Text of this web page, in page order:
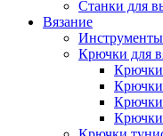
Станки для
Вязание
Инструменты
Крючки для
Крючки
Крючки
Крючки
Крючки